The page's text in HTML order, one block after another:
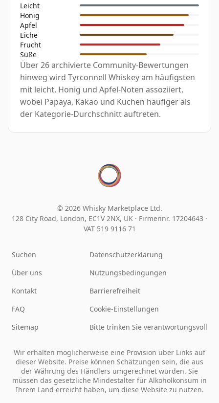
Leicht
Honig
Apfel
Eiche
Frucht
Süße
Über 26 archivierte Community-Bewertungen
hinweg wird Tyrconnell Whiskey am häufigsten
mit leicht, Honig und Apfel-Noten assoziiert,
wobei Papaya, Kakao und Kuchen häufiger als
der Kategorie-Durchschnitt auftreten.
© 2026 Whisky Marketplace Ltd.
128 City Road, London, EC1V 2NX, UK · Firmennr. 17204643 ·
VAT 519 9116 71
Suchen
Über uns
Kontakt
FAQ
Sitemap
Datenschutzerklärung
Nutzungsbedingungen
Barrierefreiheit
Cookie-Einstellungen
Bitte trinken Sie verantwortungsvoll
Wir erhalten möglicherweise eine Provision über Links auf
dieser Website. Preise können Schätzungen sein, die aus
der Währung des Händlers umgerechnet wurden. Sie
müssen das gesetzliche Mindestalter für Alkoholkonsum in
Ihrem Land erreicht haben, um diese Website zu nutzen.